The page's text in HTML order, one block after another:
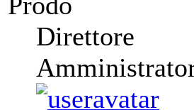
Direttore